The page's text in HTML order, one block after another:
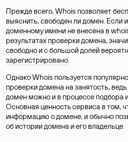
Прежде всего, Whois позволяет
выяснить, свободен ли домен. Если
доменному имени не внесена в
результатах проверки домена,
свободно и с большой долей
зарегистрировано.
Однако Whois пользуется
проверки домена на занятость,
домен можно и в процессе подбора
Основная ценность сервиса в том,
информацию о домене, и обычно
об истории домена и его владельце.